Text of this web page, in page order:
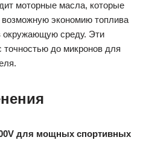
моторные масла, которые
экономию топлива
окружающую среду. Эти
до микронов для
для мощных спортивных